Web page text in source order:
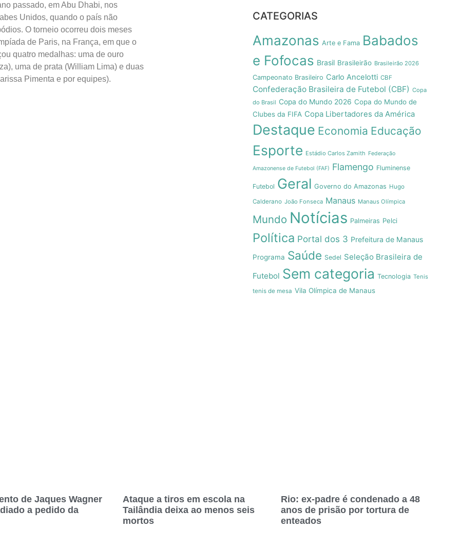
passado, em Abu Dhabi, nos
Unidos, quando o país não
O torneio ocorreu dois meses
de Paris, na França, em que o
quatro medalhas: uma de ouro
uma de prata (William Lima) e duas
Pimenta e por equipes).
CATEGORIAS
Amazonas Arte e Fama Babados
e Fofocas Brasil Brasileirão Brasileirão 2026
Campeonato Brasileiro Carlo Ancelotti CBF
Confederação Brasileira de Futebol (CBF) Copa
do Brasil Copa do Mundo 2026 Copa do Mundo de
Clubes da FIFA Copa Libertadores da América
Destaque Economia Educação
Esporte Estádio Carlos Zamith Federação
Amazonense de Futebol (FAF) Flamengo Fluminense
Futebol Geral Governo do Amazonas Hugo
Calderano João Fonseca Manaus Manaus Olímpica
Mundo Notícias Palmeiras Pelci
Política Portal dos 3 Prefeitura de Manaus
Programa Saúde Sedel Seleção Brasileira de
Futebol Sem categoria Tecnologia Tenis
tenis de mesa Vila Olímpica de Manaus
de Jaques Wagner
a pedido da
Ataque a tiros em escola na
Tailândia deixa ao menos seis
mortos
Rio: ex-padre é condenado a 48
anos de prisão por tortura de
enteados